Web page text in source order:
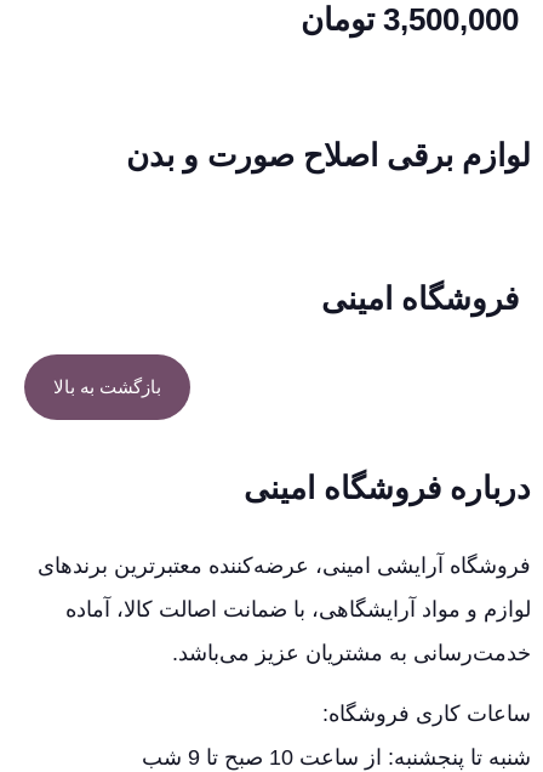
3,500,000 تومان
لوازم برقی اصلاح صورت و بدن
فروشگاه امینی
بازگشت به بالا
درباره فروشگاه امینی
فروشگاه آرایشی امینی، عرضه‌کننده معتبرترین برندهای
لوازم و مواد آرایشگاهی، با ضمانت اصالت کالا، آماده
خدمت‌رسانی به مشتریان عزیز می‌باشد.
ساعات کاری فروشگاه:
شنبه تا پنجشنبه: از ساعت 10 صبح تا 9 شب